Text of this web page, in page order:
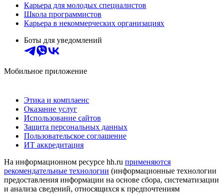
Карьера для молодых специалистов
Школа программистов
Карьера в некоммерческих организациях
Боты для уведомлений
Мобильное приложение
Этика и комплаенс
Оказание услуг
Использование сайтов
Защита персональных данных
Пользовательское соглашение
ИТ аккредитация
На информационном ресурсе hh.ru применяются
рекомендательные технологии (информационные технологии
предоставления информации на основе сбора, систематизации
и анализа сведений, относящихся к предпочтениям